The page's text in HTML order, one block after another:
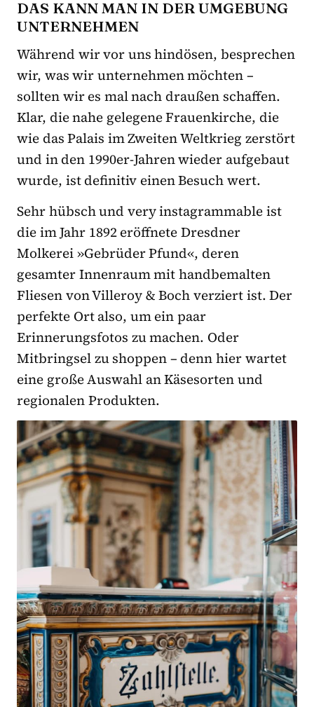
DAS KANN MAN IN DER UMGEBUNG
UNTERNEHMEN
Während wir vor uns hindösen, besprechen
wir, was wir unternehmen möchten –
sollten wir es mal nach draußen schaffen.
Klar, die nahe gelegene Frauenkirche, die
wie das Palais im Zweiten Weltkrieg zerstört
und in den 1990er-Jahren wieder aufgebaut
wurde, ist definitiv einen Besuch wert.
Sehr hübsch und very instagrammable ist
die im Jahr 1892 eröffnete Dresdner
Molkerei »Gebrüder Pfund«, deren
gesamter Innenraum mit handbemalten
Fliesen von Villeroy & Boch verziert ist. Der
perfekte Ort also, um ein paar
Erinnerungsfotos zu machen. Oder
Mitbringsel zu shoppen – denn hier wartet
eine große Auswahl an Käsesorten und
regionalen Produkten.